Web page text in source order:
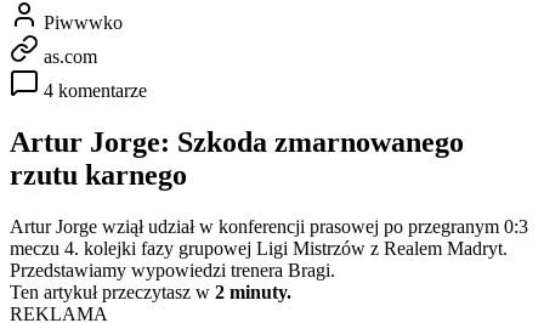
Piwwwko
as.com
4 komentarze
Artur Jorge: Szkoda zmarnowanego
rzutu karnego
Artur Jorge wziął udział w konferencji prasowej po przegranym 0:3
meczu 4. kolejki fazy grupowej Ligi Mistrzów z Realem Madryt.
Przedstawiamy wypowiedzi trenera Bragi.
Ten artykuł przeczytasz w 2 minuty.
REKLAMA